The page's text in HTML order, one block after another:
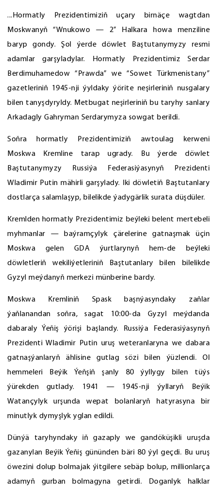
...Hormatly Prezidentimiziň uçary birnäçe wagtdan
Moskwanyň “Wnukowo — 2” Halkara howa menziline
baryp gondy. Şol ýerde döwlet Baştutanymyzy resmi
adamlar garşyladylar. Hormatly Prezidentimiz Serdar
Berdimuhamedow “Prawda” we “Sowet Türkmenistany”
gazetleriniň 1945-nji ýyldaky ýörite neşirleriniň nusgalary
bilen tanyşdyryldy. Metbugat neşirleriniň bu taryhy sanlary
Arkadagly Gahryman Serdarymyza sowgat berildi.
Soňra hormatly Prezidentimiziň awtoulag kerweni
Moskwa Kremline tarap ugrady. Bu ýerde döwlet
Baştutanymyzy Russiýa Federasiýasynyň Prezidenti
Wladimir Putin mähirli garşylady. Iki döwletiň Baştutanlary
dostlarça salamlaşyp, bilelikde ýadygärlik surata düşdüler.
Kremlden hormatly Prezidentimiz beýleki belent mertebeli
myhmanlar — baýramçylyk çärelerine gatnaşmak üçin
Moskwa gelen GDA ýurtlarynyň hem-de beýleki
döwletleriň wekiliýetleriniň Baştutanlary bilen bilelikde
Gyzyl meýdanyň merkezi münberine bardy.
Moskwa Kremliniň Spask başnýasyndaky zaňlar
ýaňlanandan soňra, sagat 10:00-da Gyzyl meýdanda
dabaraly Ýeňiş ýörişi başlandy. Russiýa Federasiýasynyň
Prezidenti Wladimir Putin uruş weteranlaryna we dabara
gatnaşýanlaryň ählisine gutlag sözi bilen ýüzlendi. Ol
hemmeleri Beýik Ýeňşiň şanly 80 ýyllygy bilen tüýs
ýürekden gutlady. 1941 — 1945-nji ýyllaryň Beýik
Watançylyk urşunda wepat bolanlaryň hatyrasyna bir
minutlyk dymyşlyk yglan edildi.
Dünýä taryhyndaky iň gazaply we gandöküşikli uruşda
gazanylan Beýik Ýeňiş gününden bäri 80 ýyl geçdi. Bu uruş
öwezini dolup bolmajak ýitgilere sebäp bolup, millionlarça
adamyň gurban bolmagyna getirdi. Doganlyk halklar